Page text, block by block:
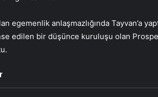
egemenlik anlaşmazlığında Tayvan’a
edilen bir düşünce kuruluşu olan